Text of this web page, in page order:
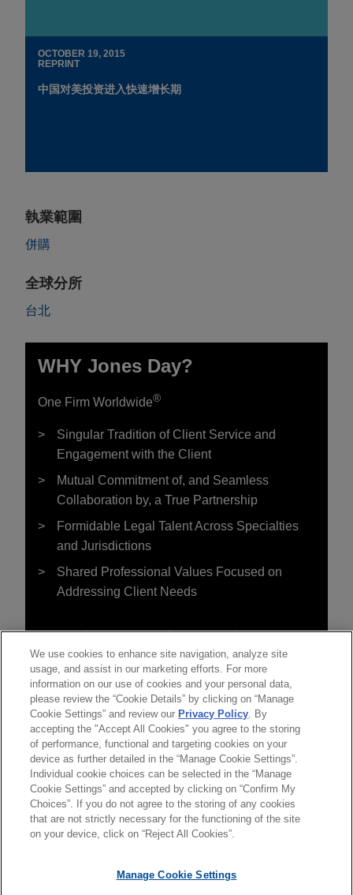
OCTOBER 19, 2015
REPRINT
中国对美投资进入快速增长期
執業範圍
併購
全球分所
台北
WHY Jones Day?
One Firm Worldwide®
Singular Tradition of Client Service and
Engagement with the Client
Mutual Commitment of, and Seamless
Collaboration by, a True Partnership
Formidable Legal Talent Across Specialties
and Jurisdictions
Shared Professional Values Focused on
Addressing Client Needs
*Before sending, please note:
*Information onwww.jonesday.comis for general use and is not
and receipt of it does not constitute, an attorney-client
律師廣告聲明 聯繫我們 免責聲明
We use cookies to enhance site navigation, analyze site
usage, and assist in our marketing efforts. For more
information on our use of cookies and your personal data,
please review the “Cookie Details” by clicking on “Manage
Cookie Settings” and review our Privacy Policy. By
accepting the "Accept All Cookies" you agree to the storing
of performance, functional and targeting cookies on your
device as further detailed in the “Manage Cookie Settings”.
Individual cookie choices can be selected in the “Manage
Cookie Settings” and accepted by clicking on “Confirm My
Choices”. If you do not agree to the storing of any cookies
that are not strictly necessary for the functioning of the site
on your device, click on “Reject All Cookies”.
Manage Cookie Settings